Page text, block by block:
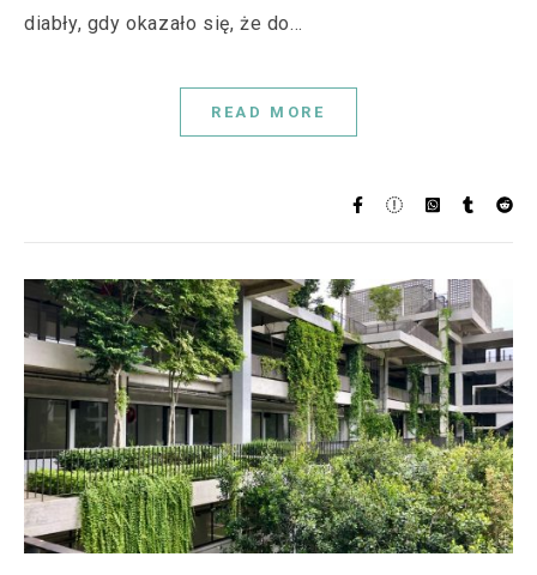
diabły, gdy okazało się, że do…
READ MORE